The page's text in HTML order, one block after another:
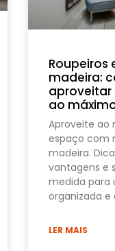
Roupeiros
madeira:
aproveitar
ao
Aproveite ao
espaço com
madeira.
vantagens e
medida para
organizada e
LER MAIS